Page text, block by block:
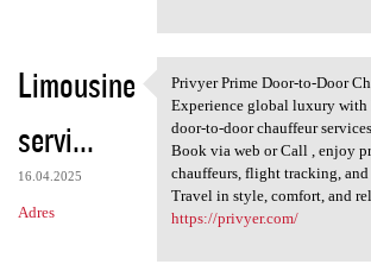
Limousine
servi...
16.04.2025
Adres
Privyer Prime Door-to-
Privyer Prime Door-to-Door
Experience global luxury with
door-to-door chauffeur
Book via web or Call , enjoy
chauffeurs, flight tracking, and
Travel in style, comfort, and
https://privyer.com/